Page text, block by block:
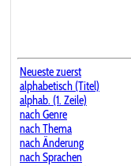
Neueste zuerst
alphabetisch (Titel)
alphab. (1. Zeile)
nach Genre
nach Thema
nach Änderung
nach Sprachen